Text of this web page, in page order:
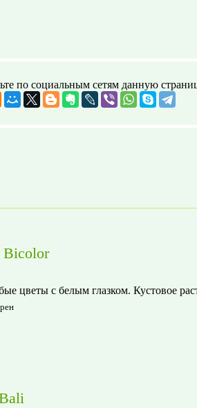
по социальным сетям данную
Bicolor
цветы с белым глазком. Кустовое